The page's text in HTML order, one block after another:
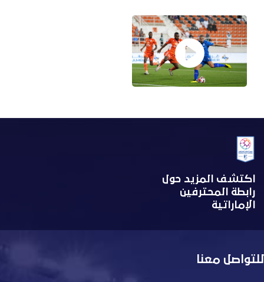
اكتشف المزيد حول
رابطة المحترفين
الإماراتية
للتواصل معنا